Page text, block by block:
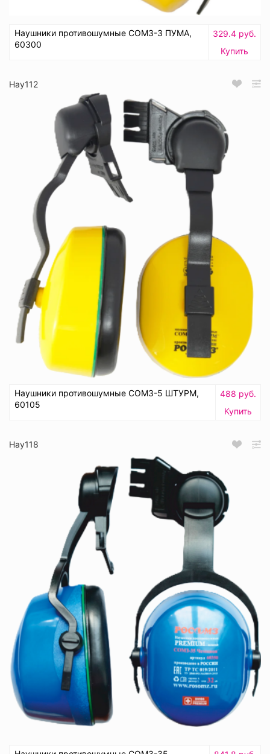
Наушники противошумные СОМЗ-3 ПУМА,
60300
329.4 руб.
Купить
Нау112
Наушники противошумные СОМЗ-5 ШТУРМ,
60105
488 руб.
Купить
Нау118